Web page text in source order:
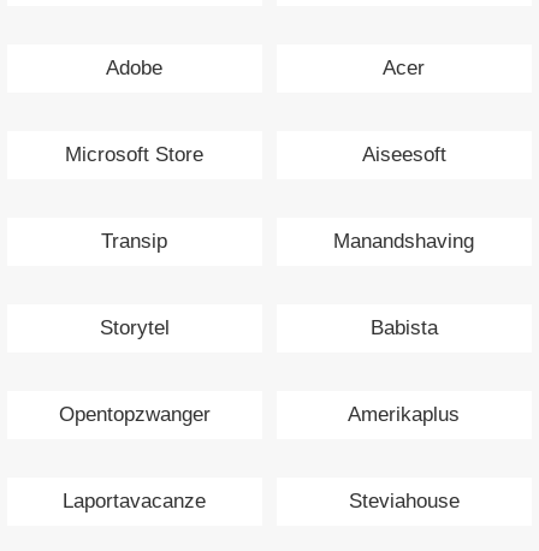
Adobe Acer
Microsoft Store Aiseesoft
Transip Manandshaving
Storytel Babista
Opentopzwanger Amerikaplus
Laportavacanze Steviahouse